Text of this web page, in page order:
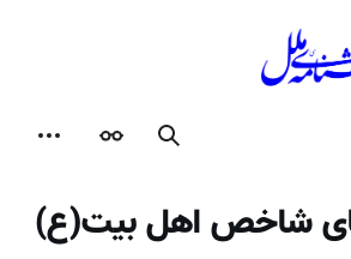
جستجوظاهر
شاخص اهل بیت(ع)